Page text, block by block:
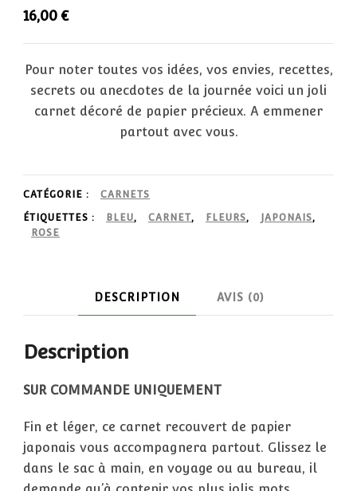
16,00 €
Pour noter toutes vos idées, vos envies, recettes,
secrets ou anecdotes de la journée voici un joli
carnet décoré de papier précieux. A emmener
partout avec vous.
CATÉGORIE : CARNETS
ÉTIQUETTES : BLEU, CARNET, FLEURS, JAPONAIS,
ROSE
DESCRIPTION AVIS (0)
Description
SUR COMMANDE UNIQUEMENT
Fin et léger, ce carnet recouvert de papier
japonais vous accompagnera partout. Glissez le
dans le sac à main, en voyage ou au bureau, il